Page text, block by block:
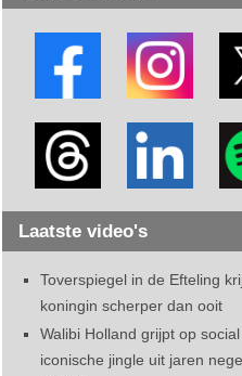
Laatste video's
Toverspiegel in de Efteling
koningin scherper dan ooit
Walibi Holland grijpt op
iconische jingle uit jaren